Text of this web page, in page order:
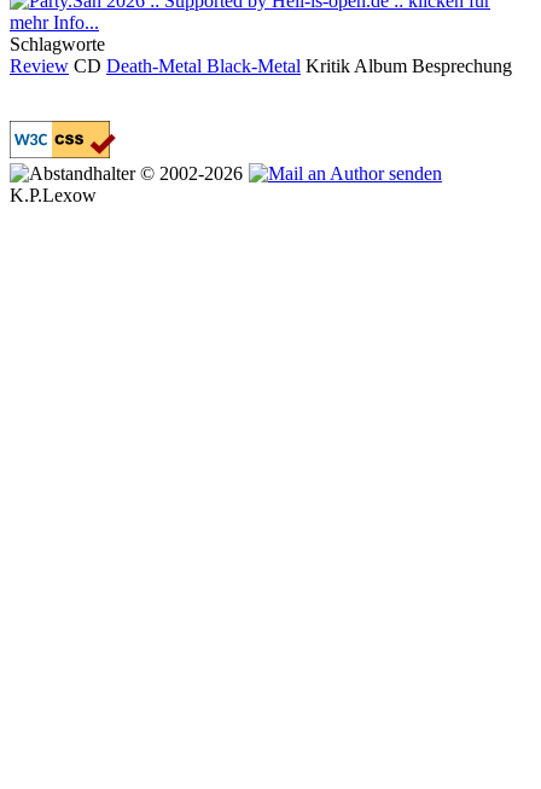
Schlagworte
Review CD Death-Metal Black-Metal Kritik Album Besprechung
© 2002-2026
K.P.Lexow